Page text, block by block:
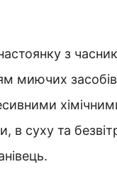
з
миючих
в суху та